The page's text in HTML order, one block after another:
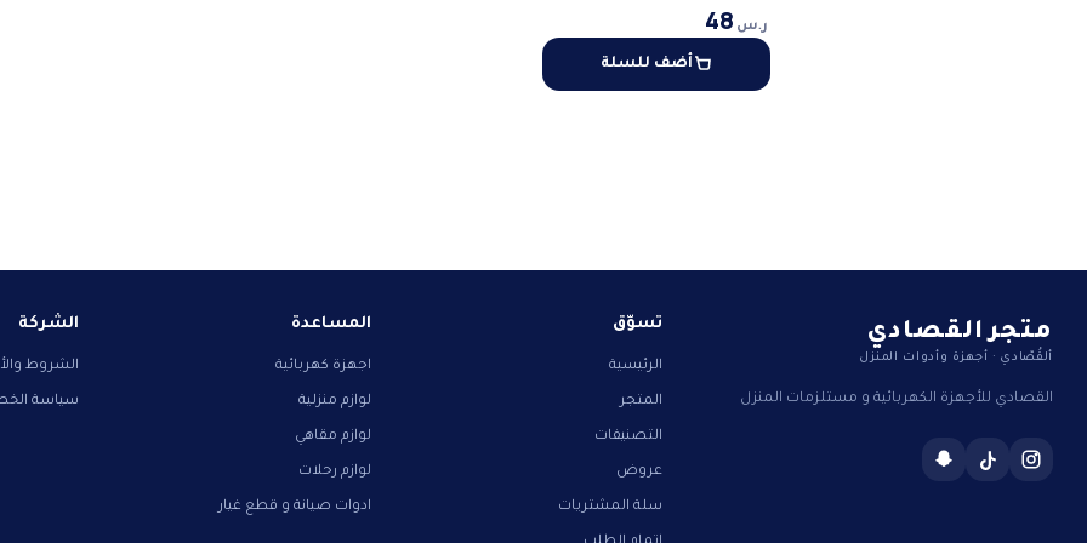
ر.س 48
أضف للسلة
متجر القصادي
ألقُصّادي · أجهزة وأدوات المنزل
القصادي للأجهزة الكهربائية و مستلزمات المنزل
تسوّق
الرئيسية
المتجر
التصنيفات
عروض
سلة المشتريات
المساعدة
اجهزة كهربائية
لوازم منزلية
لوازم مقاهي
لوازم رحلات
ادوات صيانة و قطع غيار
الشركة
الشروط
سياسة